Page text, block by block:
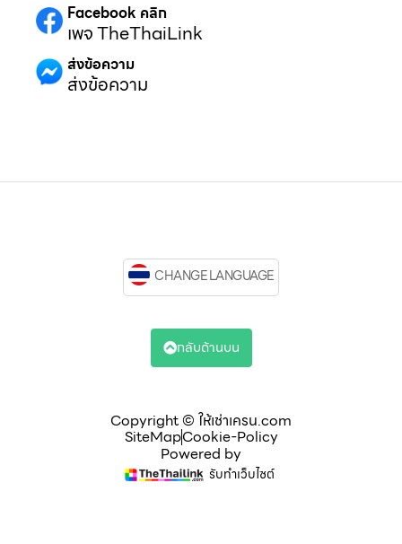
Facebook คลิก
เพจ TheThaiLink
ส่งข้อความ
ส่งข้อความ
Copyright © ให้เช่าเครน.com
SiteMapCookie-Policy
Powered by
รับทำเว็บไซต์
CHANGE LANGUAGE
กลับด้านบน